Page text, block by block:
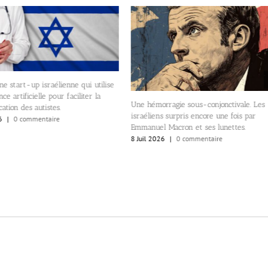
start-up israélienne qui utilise
artificielle pour faciliter la
des autistes.
| 0 commentaire
Une hémorragie sous-conjonctivale. Les
israéliens surpris encore une fois par
Emmanuel Macron et ses lunettes.
8 Juil 2026 | 0 commentaire